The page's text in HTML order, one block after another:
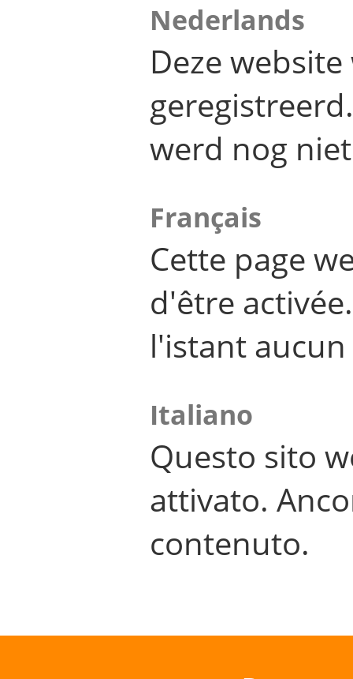
Nederlands
Deze
werd nog
Français
Cette page
d'être
l'istant
Italiano
Questo sito
attivato.
contenuto.